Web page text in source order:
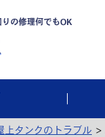
りの修理何でもOK
上タンクのトラブル >